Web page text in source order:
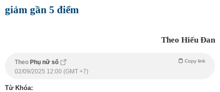
giảm gần 5 điểm
Theo Hiểu Đan
Theo Phụ nữ số Copy link
02/09/2025 12:00 (GMT +7)
Từ Khóa: